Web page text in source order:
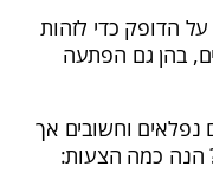
הדופק כדי לזהות
בהן גם הפתעה
נפלאים וחשובים אך
הנה כמה הצעות: